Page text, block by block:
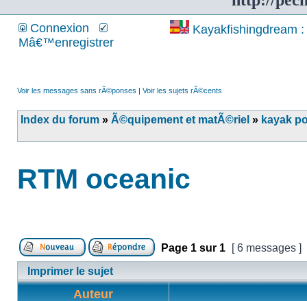
Connexion
Mâ€™enregistrer
Kayakfishingdream
Voir les messages sans rÃ©ponses | Voir les sujets rÃ©cents
Index du forum » Ã©quipement et matÃ©riel » kayak
RTM oceanic
Page 1 sur 1
[ 6 messages ]
Imprimer le sujet
Auteur